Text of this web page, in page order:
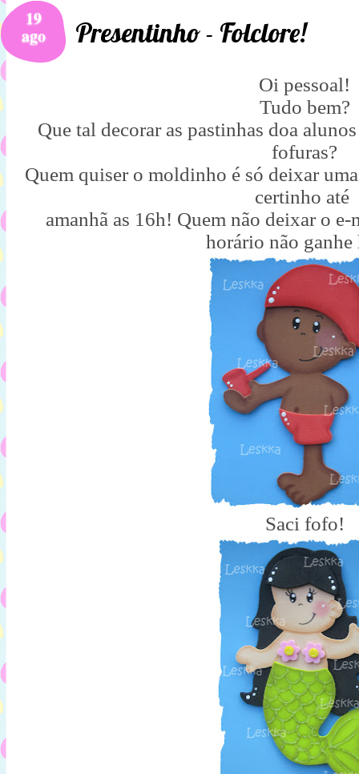
19
ago Presentinho - Folclore!
Oi pessoal!
Tudo bem?
Que tal decorar as pastinhas doa
fofuras?
Quem quiser o moldinho é só deixar
certinho até
amanhã as 16h! Quem não deixar o
horário não ganhe
Saci fofo!